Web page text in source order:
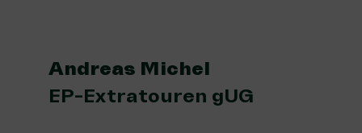
Andreas Michel
EP-Extratouren gUG